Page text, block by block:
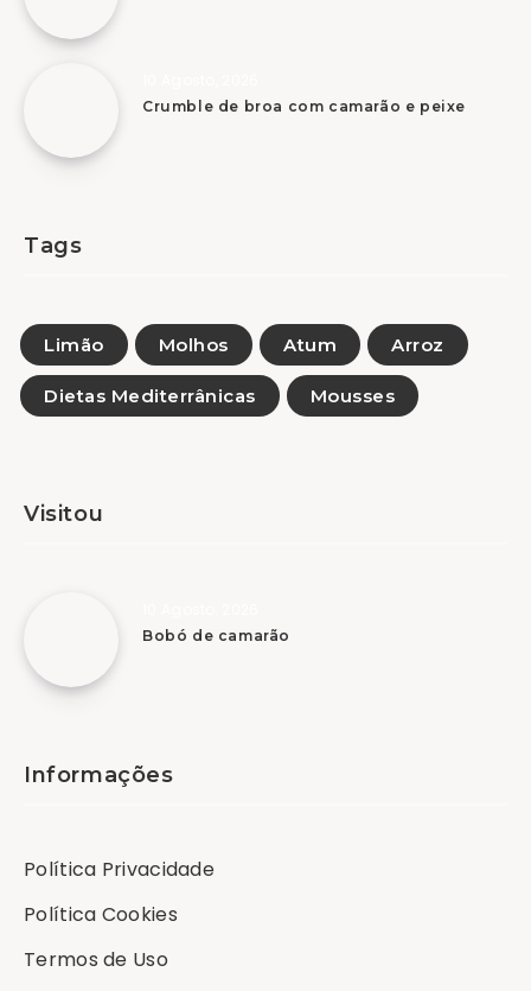
Crumble de broa com camarão e peixe
Tags
Limão Molhos Atum Arroz
Dietas Mediterrânicas Mousses
Visitou
Bobó de camarão
Informações
Política Privacidade
Política Cookies
Termos de Uso